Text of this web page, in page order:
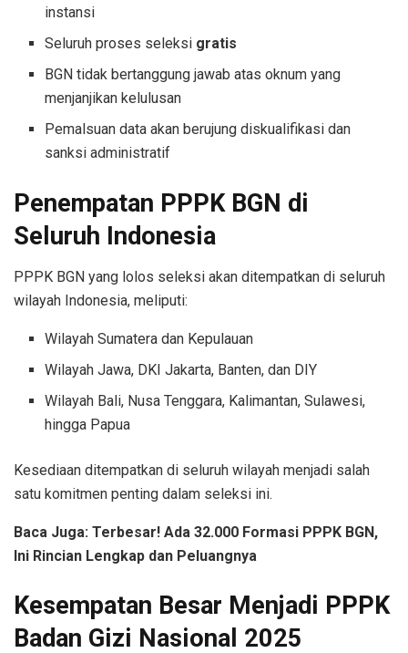
instansi
Seluruh proses seleksi gratis
BGN tidak bertanggung jawab atas oknum yang
menjanjikan kelulusan
Pemalsuan data akan berujung diskualifikasi dan
sanksi administratif
Penempatan PPPK BGN di
Seluruh Indonesia
PPPK BGN yang lolos seleksi akan ditempatkan di seluruh
wilayah Indonesia, meliputi:
Wilayah Sumatera dan Kepulauan
Wilayah Jawa, DKI Jakarta, Banten, dan DIY
Wilayah Bali, Nusa Tenggara, Kalimantan, Sulawesi,
hingga Papua
Kesediaan ditempatkan di seluruh wilayah menjadi salah
satu komitmen penting dalam seleksi ini.
Baca Juga: Terbesar! Ada 32.000 Formasi PPPK BGN,
Ini Rincian Lengkap dan Peluangnya
Kesempatan Besar Menjadi PPPK
Badan Gizi Nasional 2025